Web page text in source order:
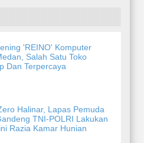
'REINO' Komputer
Salah Satu Toko
Dan Terpercaya
Halinar, Lapas Pemuda
TNI-POLRI Lakukan
Razia Kamar Hunian